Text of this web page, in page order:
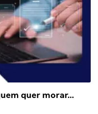
quer morar…